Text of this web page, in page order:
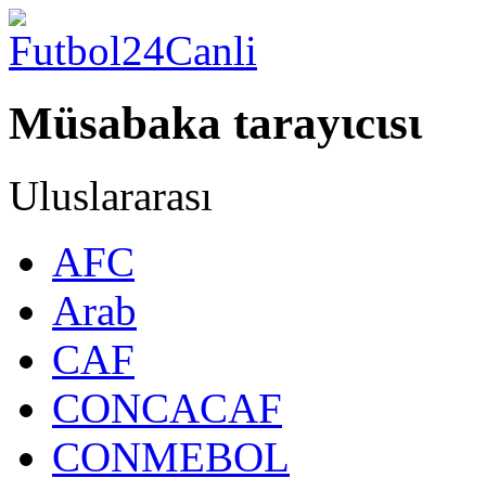
Müsabaka tarayιcιsι
Uluslararası
AFC
Arab
CAF
CONCACAF
CONMEBOL